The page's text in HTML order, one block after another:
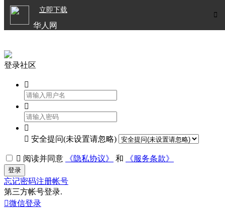

立即下载
华人网
登录社区



 安全提问(未设置请忽略)
 阅读并同意 《隐私协议》 和 《服务条款》
登录
忘记密码注册帐号
第三方帐号登录.
微信登录